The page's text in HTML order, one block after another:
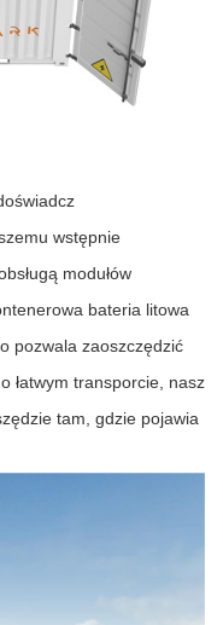
wstępnie
modułów
bateria litowa
pozwala zaoszczędzić
łatwym transporcie, nasz
tam, gdzie pojawia